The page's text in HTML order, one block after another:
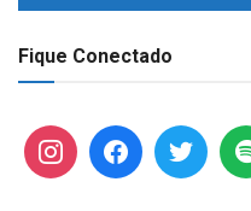
Fique Conectado